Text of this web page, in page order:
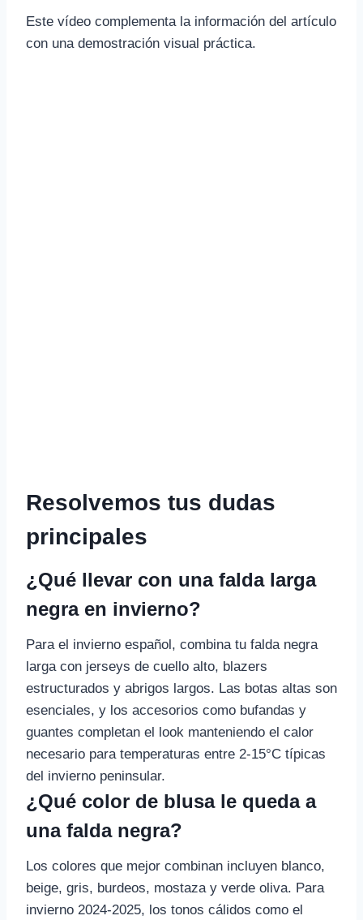
Este vídeo complementa la información del artículo
con una demostración visual práctica.
Resolvemos tus dudas
principales
¿Qué llevar con una falda larga
negra en invierno?
Para el invierno español, combina tu falda negra
larga con jerseys de cuello alto, blazers
estructurados y abrigos largos. Las botas altas son
esenciales, y los accesorios como bufandas y
guantes completan el look manteniendo el calor
necesario para temperaturas entre 2-15°C típicas
del invierno peninsular.
¿Qué color de blusa le queda a
una falda negra?
Los colores que mejor combinan incluyen blanco,
beige, gris, burdeos, mostaza y verde oliva. Para
invierno 2024-2025, los tonos cálidos como el